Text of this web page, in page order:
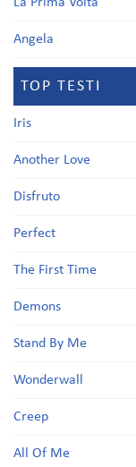
Angela
TOP TESTI
Iris
Another Love
Disfruto
Perfect
The First Time
Demons
Stand By Me
Wonderwall
Creep
All Of Me